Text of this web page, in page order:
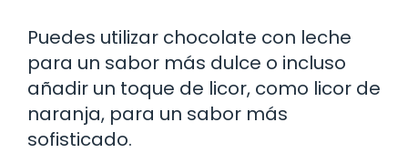
Puedes utilizar chocolate con leche
para un sabor más dulce o incluso
añadir un toque de licor, como licor de
naranja, para un sabor más
sofisticado.